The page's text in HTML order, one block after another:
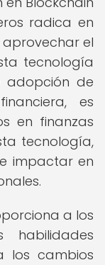
radica en
el
tecnología
adopción de
es
en finanzas
tecnología,
impactar en
a los
habilidades
los cambios